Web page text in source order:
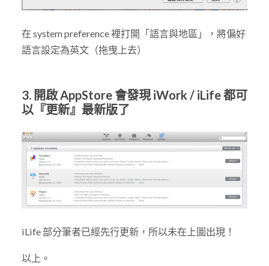
在 system preference 裡打開「語言與地區」，將偏好
語言設定為英文（拖曳上去）
3. 開啟 AppStore 會發現 iWork / iLife 都可
以『更新』最新版了
iLife 部分筆者已經先行更新，所以未在上圖出現！
以上。